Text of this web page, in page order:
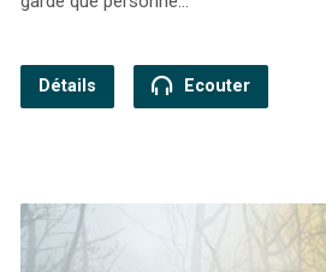
Détails Ecouter